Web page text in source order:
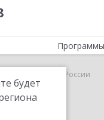
будет
Smartway в России